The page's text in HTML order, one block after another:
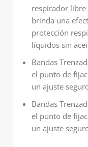
respirador
brinda una
protección
líquidos sin
Bandas
el punto de
un ajuste
Bandas
el punto de
un ajuste